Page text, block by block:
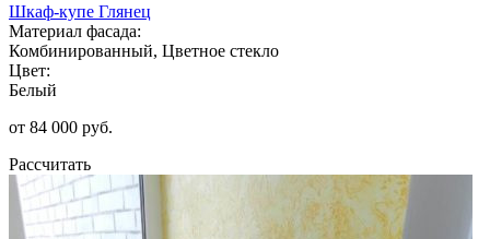
Шкаф-купе Глянец
Материал фасада:
Комбинированный, Цветное стекло
Цвет:
Белый
от 84 000 руб.
Рассчитать